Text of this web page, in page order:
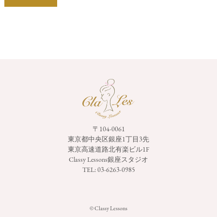
〒104-0061
東京都中央区銀座1丁目3先
東京高速道路北有楽ビル1F
Classy Lessons銀座スタジオ
TEL:03-6263-0985
© Classy Lessons